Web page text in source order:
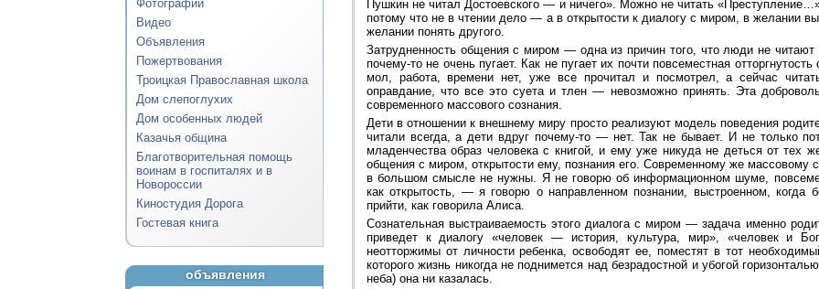
Фотографии
Видео
Объявления
Пожертвования
Троицкая Православная школа
Дом слепоглухих
Дом особенных людей
Казачья община
Благотворительная помощь
воинам в госпиталях и в
Новороссии
Киностудия Дорога
Гостевая книга
объявления
Пушкин не читал Достоевского — и ничего». Можно не читать
потому что не в чтении дело — а в открытости к диалогу с миром, в желании
желании понять другого.
Затрудненность общения с миром — одна из причин того, что люди не
почему-то не очень пугает. Как не пугает их почти повсеместная
мол, работа, времени нет, уже все прочитал и посмотрел, а сейчас
оправдание, что все это суета и тлен — невозможно принять. Эта
современного массового сознания.
Дети в отношении к внешнему миру просто реализуют модель поведения
читали всегда, а дети вдруг почему-то — нет. Так не бывает. И не только
младенчества образ человека с книгой, и ему уже никуда не деться от тех
общения с миром, открытости ему, познания его. Современному же массовому
в большом смысле не нужны. Я не говорю об информационном шуме,
как открытость, — я говорю о направленном познании, выстроенном,
прийти, как говорила Алиса.
Сознательная выстраиваемость этого диалога с миром — задача именно
приведет к диалогу «человек — история, культура, мир», «человек и
неотторжимы от личности ребенка, освободят ее, поместят в тот
которого жизнь никогда не поднимется над безрадостной и убогой
неба) она ни казалась.